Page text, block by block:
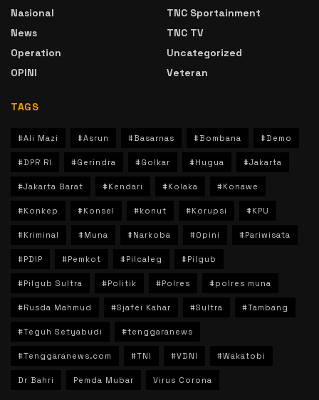
Nasional
News
Operation
OPINI
TNC Sportainment
TNC TV
Uncategorized
Veteran
TAGS
#Ali Mazi #Asrun #Basarnas #Bombana #Demo
#DPR RI #Gerindra #Golkar #Hugua #Jakarta
#Jakarta Barat #Kendari #Kolaka #Konawe
#Konkep #Konsel #konut #Korupsi #KPU
#Kriminal #Muna #Narkoba #Opini #Pariwisata
#PDIP #Pemkot #Pilcaleg #Pilgub
#Pilgub Sultra #Politik #Polres #polres muna
#Rusda Mahmud #Sjafei Kahar #Sultra #Tambang
#Teguh Setyabudi #tenggaranews
#Tenggaranews.com #TNI #VDNI #Wakatobi
Dr Bahri Pemda Mubar Virus Corona